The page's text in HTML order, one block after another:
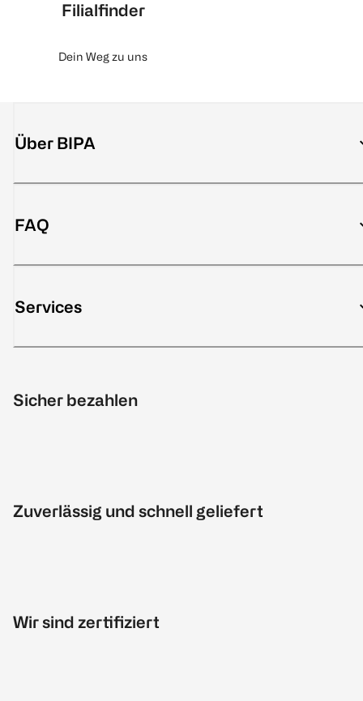
Filialfinder
Dein Weg zu uns
Über BIPA
FAQ
Services
Sicher bezahlen
Zuverlässig und schnell geliefert
Wir sind zertifiziert